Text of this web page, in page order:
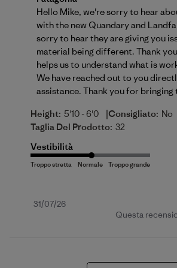
Hello Mike, we're sorry to hear
with the new Quandary and
sorry to hear they are giving you
material being different. Thank
helps us to understand what is
We have reached out to you
assistance. Thank you for
Height: 5'10 - 6'0 |Consigliato: No
Taglia Del Prodotto: 32
Vestibilità
Data
31/07/26
Questa